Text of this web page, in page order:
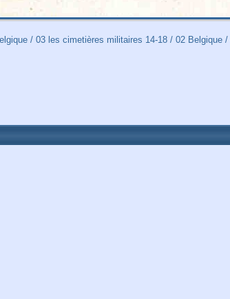
/ 03 les cimetières militaires 14-18/ 02 Belgique/